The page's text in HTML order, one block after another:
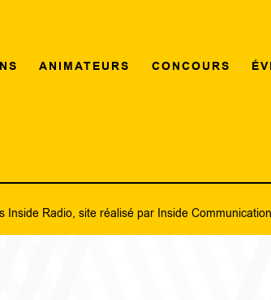
ANIMATEURS CONCOURS
Inside Radio, site réalisé par Inside Communication